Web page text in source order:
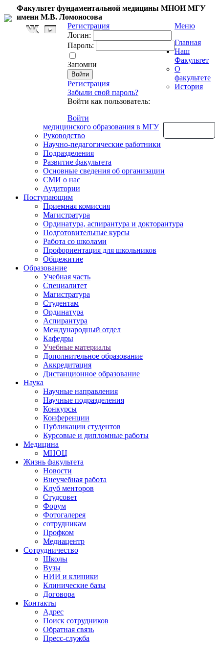
Факультет фундаментальной медицины МНОИ МГУ
имени М.В. Ломоносова
Регистрация
Логин:
Пароль:
Запомни
Регистрация
Забыли свой пароль?
Войти как пользователь:
Войти
Меню
Главная
Наш
Факультет
О
факультете
История
медицинского образования в МГУ
Руководство
Научно-педагогические работники
Подразделения
Развитие факультета
Основные сведения об организации
СМИ о нас
Аудитории
Поступающим
Приемная комиссия
Магистратура
Ординатура, аспирантура и докторантура
Подготовительные курсы
Работа со школами
Профориентация для школьников
Общежитие
Образование
Учебная часть
Специалитет
Магистратура
Студентам
Ординатура
Аспирантура
Международный отдел
Кафедры
Учебные материалы
Дополнительное образование
Аккредитация
Дистанционное образование
Наука
Научные направления
Научные подразделения
Конкурсы
Конференции
Публикации студентов
Курсовые и дипломные работы
Медицина
МНОЦ
Жизнь факультета
Новости
Внеучебная работа
Клуб менторов
Студсовет
Форум
Фотогалерея
сотрудникам
Профком
Медиацентр
Сотрудничество
Школы
Вузы
НИИ и клиники
Клинические базы
Договора
Контакты
Адрес
Поиск сотрудников
Обратная связь
Пресс-служба